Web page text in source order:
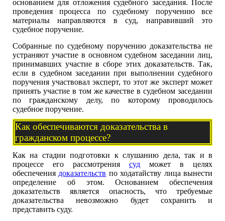
основанием для отложения судебного заседания. После
проведения процесса по судебному поручению все
материалы направляются в суд, направивший это
судебное поручение.
Собранные по судебному поручению доказательства не
устраняют участие в основном судебном заседании лиц,
принимавших участие в сборе этих доказательств. Так,
если в судебном заседании при выполнении судебного
поручения участвовал эксперт, то этот же эксперт может
принять участие в том же качестве в судебном заседании
по гражданскому делу, по которому проводилось
судебное поручение.
Как обеспечиваются доказательства в
гражданском процессе?
Как на стадии подготовки к слушанию дела, так и в
процессе его рассмотрения суд может в целях
обеспечения доказательств по ходатайству лица вынести
определение об этом. Основанием обеспечения
доказательств является опасность, что требуемые
доказательства невозможно будет сохранить и
представить суду.